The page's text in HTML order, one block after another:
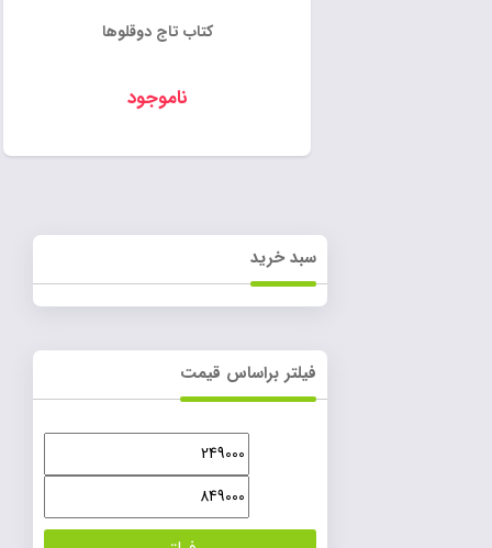
کتاب تاج دوقلوها
ناموجود
سبد خرید
فیلتر براساس قیمت
حداقل